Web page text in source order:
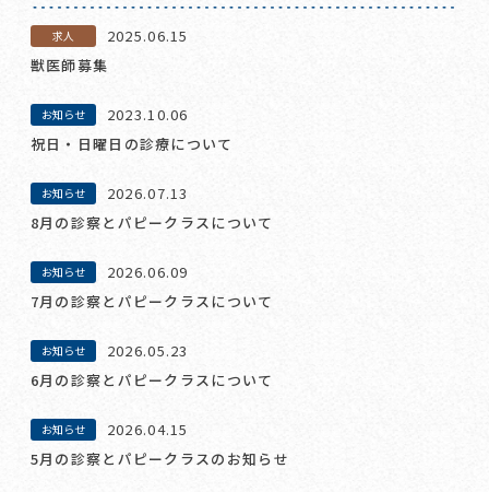
求人
2025.06.15
獣医師募集
お知らせ
2023.10.06
祝日・日曜日の診療について
お知らせ
2026.07.13
8月の診察とパピークラスについて
お知らせ
2026.06.09
7月の診察とパピークラスについて
お知らせ
2026.05.23
6月の診察とパピークラスについて
お知らせ
2026.04.15
5月の診察とパピークラスのお知らせ